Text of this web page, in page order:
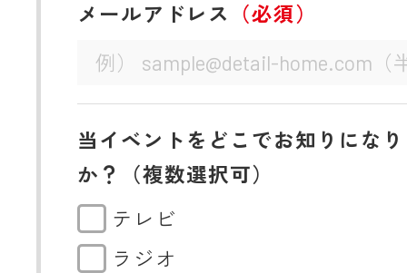
メールアドレス （必須）
当イベントをどこでお知りにな
か？（複数選択可）
テレビ
ラジオ